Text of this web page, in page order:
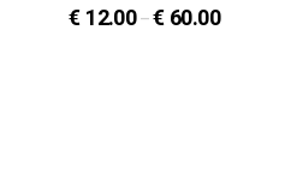
€ 12.00–€ 60.00